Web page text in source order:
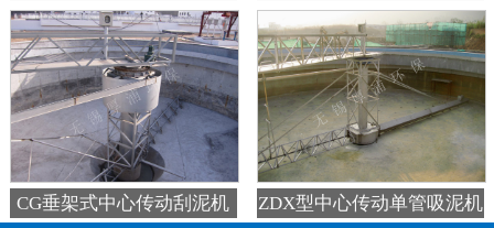
CG垂架式中心传动刮泥机 ZDX型中心传动单管吸泥机